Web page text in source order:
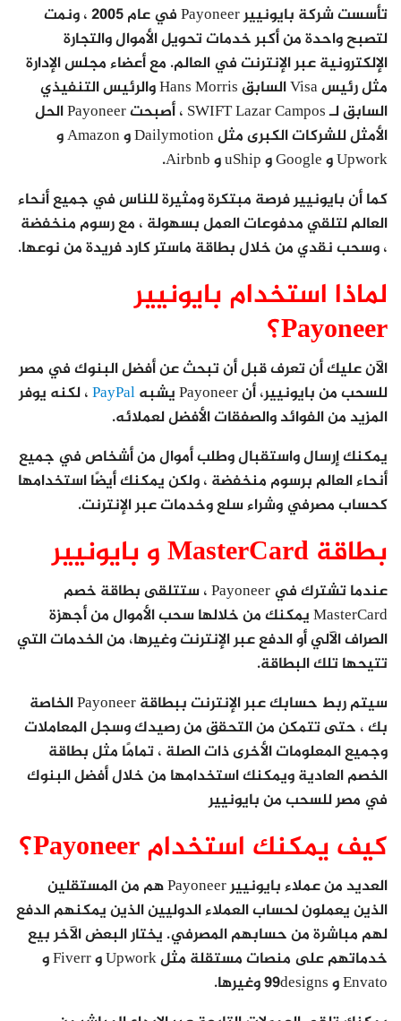
تأسست شركة بايونيير Payoneer في عام 2005 ، ونمت
لتصبح واحدة من أكبر خدمات تحويل الأموال والتجارة
الإلكترونية عبر الإنترنت في العالم. مع أعضاء مجلس الإدارة
مثل رئيس Visa السابق Hans Morris والرئيس التنفيذي
السابق لـ SWIFT Lazar Campos ، أصبحت Payoneer الحل
الأمثل للشركات الكبرى مثل Dailymotion و Amazon و
Upwork و Google و uShip و Airbnb.
كما أن بايونيير فرصة مبتكرة ومثيرة للناس في جميع أنحاء
العالم لتلقي مدفوعات العمل بسهولة ، مع رسوم منخفضة
، وسحب نقدي من خلال بطاقة ماستر كارد فريدة من نوعها.
لماذا استخدام بايونيير
Payoneer؟
الآن عليك أن تعرف قبل أن تبحث عن أفضل البنوك في مصر
للسحب من بايونيير، أن Payoneer يشبه
PayPal، لكنه يوفر
المزيد من الفوائد والصفقات الأفضل لعملائه.
يمكنك إرسال واستقبال وطلب أموال من أشخاص في جميع
أنحاء العالم برسوم منخفضة ، ولكن يمكنك أيضًا استخدامها
كحساب مصرفي وشراء سلع وخدمات عبر الإنترنت.
بطاقة MasterCard و بايونيير
عندما تشترك في Payoneer ، ستتلقى بطاقة خصم
MasterCard يمكنك من خلالها سحب الأموال من أجهزة
الصراف الآلي أو الدفع عبر الإنترنت وغيرها، من الخدمات التي
تتيحها تلك البطاقة.
سيتم ربط حسابك عبر الإنترنت ببطاقة Payoneer الخاصة
بك ، حتى تتمكن من التحقق من رصيدك وسجل المعاملات
وجميع المعلومات الأخرى ذات الصلة ، تمامًا مثل بطاقة
الخصم العادية ويمكنك استخدامها من خلال أفضل البنوك
في مصر للسحب من بايونيير
كيف يمكنك استخدام Payoneer؟
العديد من عملاء بايونيير Payoneer هم من المستقلين
الذين يعملون لحساب العملاء الدوليين الذين يمكنهم الدفع
لهم مباشرة من حسابهم المصرفي. يختار البعض الآخر بيع
خدماتهم على منصات مستقلة مثل Upwork و Fiverr و
Envato و 99designs وغيرها.